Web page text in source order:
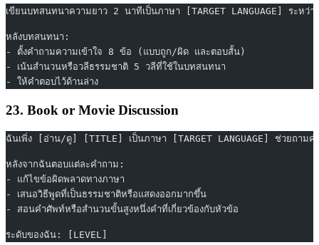
เขียนบทสนทนาความยาว 2 นาทีเป็นภาษา [TARGET LANGUAGE] ระ
หลังบทสนทนา:
- ตั้งคำถามความเข้าใจ 8 ข้อ (แบบถูก/ผิด และตอบสั้น)
- เน้นสำนวนหรือวลีธรรมชาติ 5 วลีที่ใช้ในบทสนทนา
- ให้คำตอบไว้ด้านล่าง
23. Book or Movie Discussion
ฉันเพิ่ง [อ่าน/ดู] [TITLE] เป็นภาษา [TARGET LANGUAGE] ช่วยถามคำ
หลังจากฉันตอบแต่ละคำถาม:
- แก้ไขข้อผิดพลาดทางภาษา
- เสนอวิธีพูดที่เป็นธรรมชาติหรือแสดงออกมากขึ้น
- สอนคำศัพท์หรือสำนวนขั้นสูงหนึ่งคำที่เกี่ยวข้องกับหัวข้อ
ระดับของฉัน: [LEVEL]